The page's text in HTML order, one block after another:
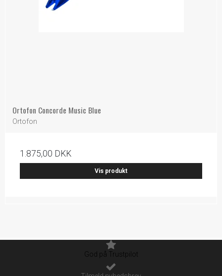
Ortofon Concorde Music Blue
Ortofon
1.875,00 DKK
Vis produkt
God på Trustpilot